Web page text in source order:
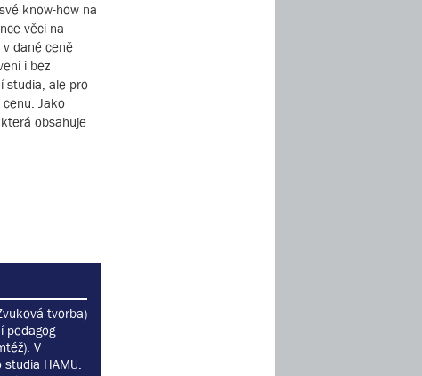
know-how na
věci na
dané ceně
i bez
studia, ale pro
Jako
obsahuje
tvorba)
pedagog
V
HAMU.